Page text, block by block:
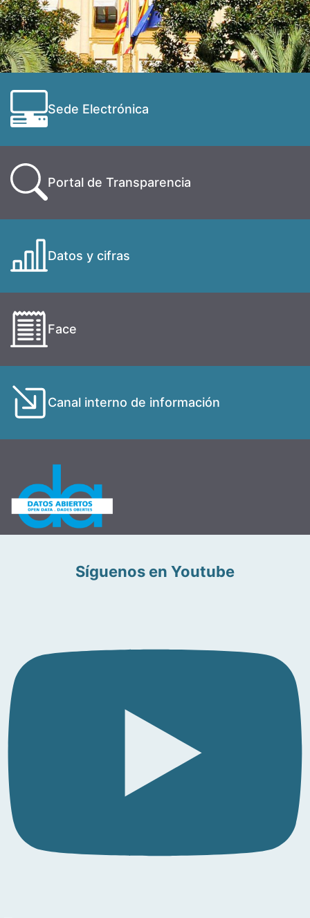
Sede Electrónica
Portal de Transparencia
Datos y cifras
Face
Canal interno de información
Síguenos en Youtube